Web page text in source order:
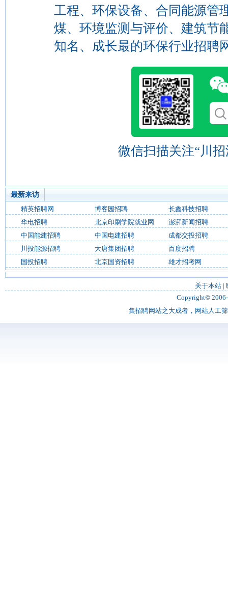
工程、环保设备、合同能源管
煤、环境监测与评价、建筑节
知名、成长最的环保行业招聘
微信扫描关注“川
最新来访
精英招聘网
博客园招聘
长鑫科技招聘
华电招聘
北京印刷学院就业网
澎湃新闻招聘
中国能建招聘
中国电建招聘
成都交投招聘
川投能源招聘
大唐集团招聘
百度招聘
国投招聘
北京国资招聘 雄才招考网
关于本站|
Copyright©
集招聘网站之大成者，网站人工